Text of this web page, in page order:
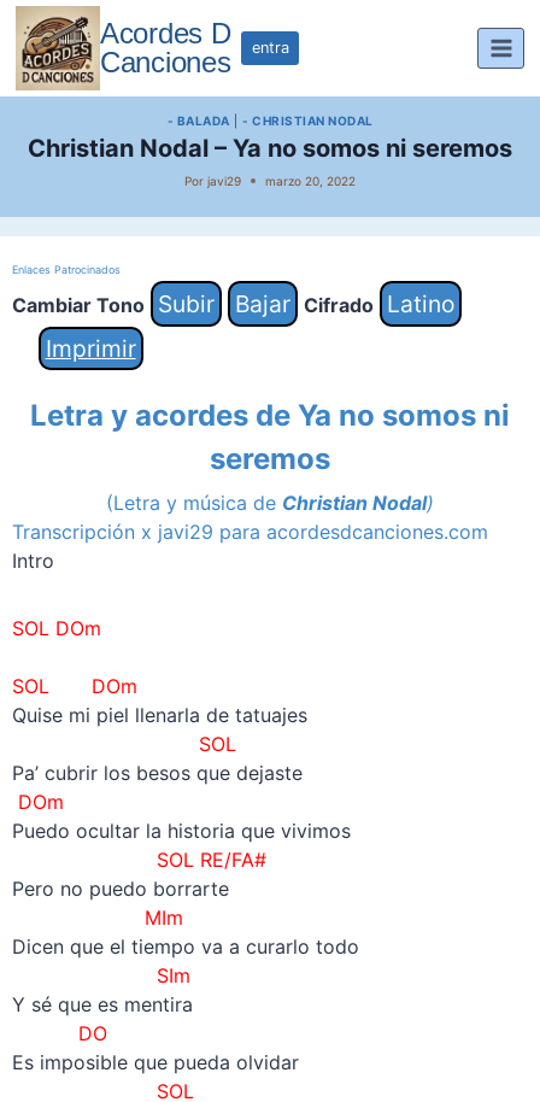
Saltar
contenido
Acordes D
Canciones
entra
- BALADA - CHRISTIAN NODAL
Christian Nodal – Ya no somos ni seremos
Por javi29 marzo 20, 2022
Enlaces Patrocinados
Cambiar Tono Subir Bajar Cifrado
Latino
Imprimir
Letra y acordes de Ya no somos ni
seremos
(Letra y música de Christian Nodal)
Transcripción x javi29 para acordesdcanciones.com
Intro
SOL DOm
SOL DOm
Quise mi piel llenarla de tatuajes
SOL
Pa’ cubrir los besos que dejaste
DOm
Puedo ocultar la historia que vivimos
SOL RE/FA#
Pero no puedo borrarte
MIm
Dicen que el tiempo va a curarlo todo
SIm
Y sé que es mentira
DO
Es imposible que pueda olvidar
SOL